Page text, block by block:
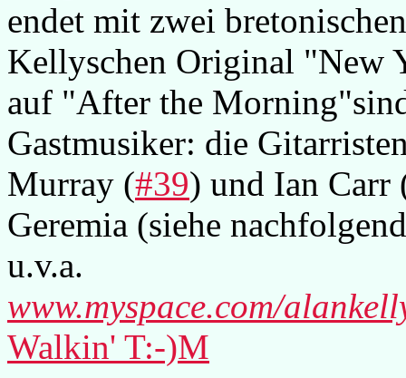
endet mit zwei
Kellyschen Original "New
auf "After the
Gastmusiker: die
Murray (#39) und Ian Carr
Geremia (siehe
u.v.a.
www.myspace.com/
Walkin' T:-)M